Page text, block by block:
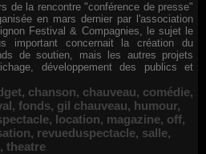
de la rencontre "conférence de presse"
en mars dernier par l'association
Festival & Compagnies, le sujet le
important concernait la création du
de soutien, mais les autres projets
développement des publics et
, chanson, chauveau, comédie,
, fonds, gil chauveau, humour,
, location, magazine, off,
, revueduspectacle, salle,
, theatre